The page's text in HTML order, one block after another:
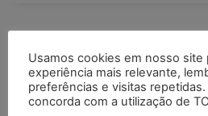
Usamos cookies em nosso site
experiência mais relevante,
preferências e visitas repetidas.
concorda com a utilização de